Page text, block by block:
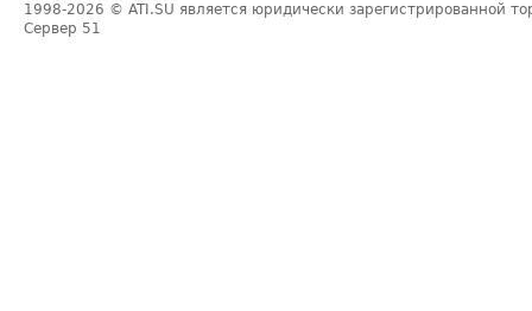
1998-2026 © ATI.SU является юридически зарегистрированной
Сервер 51